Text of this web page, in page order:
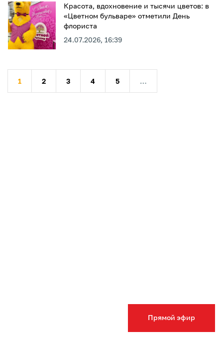
Прямой эфир
Красота, вдохновение и тысячи цветов: в
«Цветном бульваре» отметили День
флориста
24.07.2026, 16:39
1 2 3 4 5 …